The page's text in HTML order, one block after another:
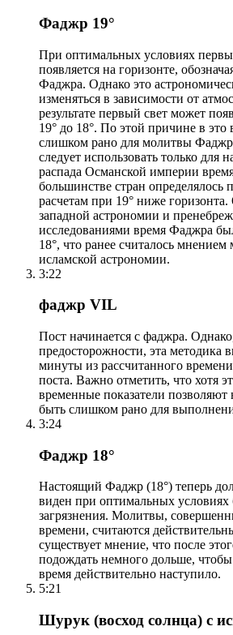
Фаджр 19°
При оптимальных условиях
появляется на горизонте,
Фаджра. Однако это
изменяться в зависимости от
результате первый свет может
19° до 18°. По этой причине в
слишком рано для молитвы
следует использовать только для
распада Османской империи
большинстве стран определялось
расчетам при 19° ниже
западной астрономии и
исследованиями время Фаджра
18°, что ранее считалось
исламской астрономии.
3:22
фаджр VIL
Пост начинается с фаджра.
предосторожности, эта методика
минуты из рассчитанного
поста. Важно отметить, что хотя
временные показатели позволяют
быть слишком рано для
3:24
Фаджр 18°
Настоящий Фаджр (18°) теперь
виден при оптимальных условиях
загрязнения. Молитвы,
времени, считаются
существует мнение, что после
подождать немного дольше,
время действительно наступило.
5:21
Шурук (восход солнца) с